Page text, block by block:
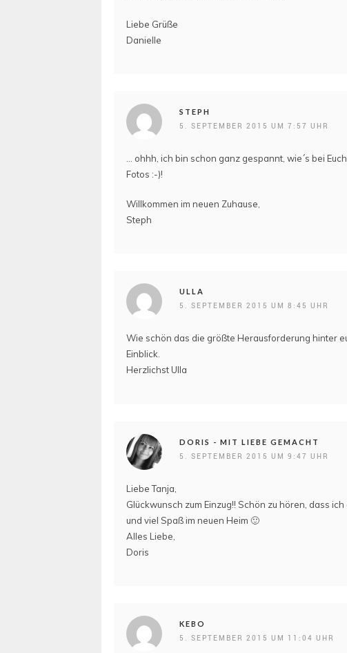
Liebe Grüße
Danielle
STEPH
5. SEPTEMBER 2015 UM 7:57 UHR
… ohhh, ich bin schon ganz gespannt, wie´s bei
Fotos :-)!
Willkommen im neuen Zuhause,
Steph
ULLA
5. SEPTEMBER 2015 UM 8:45 UHR
Wie schön das die größte Herausforderung hinter
Einblick.
Herzlichst Ulla
DORIS - MIT LIEBE GEMACHT
5. SEPTEMBER 2015 UM 9:47 UHR
Liebe Tanja,
Glückwunsch zum Einzug!! Schön zu hören, dass
und viel Spaß im neuen Heim 🙂
Alles Liebe,
Doris
KEBO
5. SEPTEMBER 2015 UM 11:04 UHR